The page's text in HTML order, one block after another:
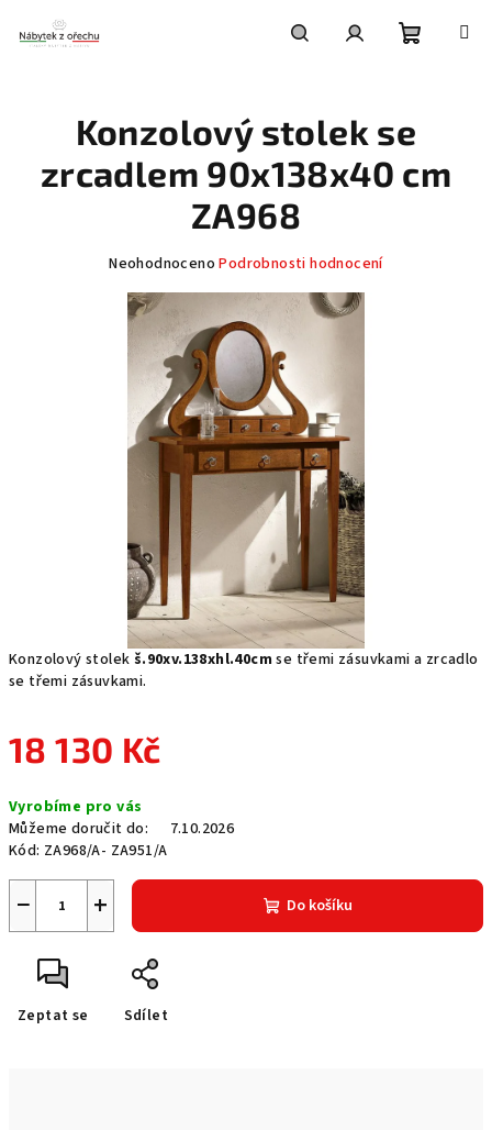
obsah
košík
Konzolový stolek š.90xv.138xhl.40cm se třemi zásuvkami a zrcadlo
se třemi zásuvkami.
18 130 Kč
cena:
Vyrobíme pro vás
Můžeme doručit do:
7.10.2026
Kód: ZA968/A- ZA951/A
+
− Do košíku
Zeptat se Sdílet
Konzolový stolek se
zrcadlem 90x138x40 cm
ZA968
Průměrné
produktu
0,0
hvězdiček.
Neohodnoceno Podrobnosti hodnocení